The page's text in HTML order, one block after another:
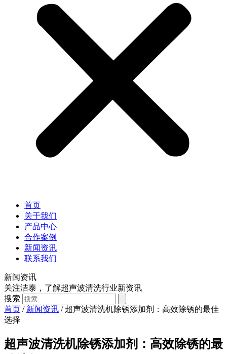
首页
关于我们
产品中心
合作案例
新闻资讯
联系我们
新闻资讯
关注洁泰，了解超声波清洗行业新资讯
搜索
首页 / 新闻资讯 / 超声波清洗机除锈添加剂：高效除锈的最佳
选择
超声波清洗机除锈添加剂：高效除锈的最